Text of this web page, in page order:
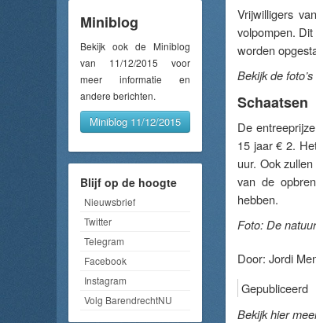
Miniblog
Bekijk ook de Miniblog
van 11/12/2015 voor
meer informatie en
andere berichten.
Miniblog 11/12/2015
Blijf op de hoogte
Nieuwsbrief
Twitter
Telegram
Facebook
Instagram
Volg BarendrechtNU
Vrijwilligers
volpompen.
worden
Bekijk de
Schaatsen
De
15 jaar € 2.
uur. Ook
van de
hebben.
Foto: De
Door: Jordi
Gepubliceerd
Bekijk hier